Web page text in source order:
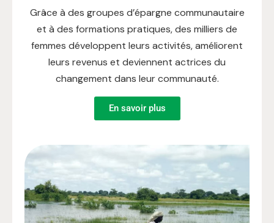
Grâce à des groupes d’épargne communautaire
et à des formations pratiques, des milliers de
femmes développent leurs activités, améliorent
leurs revenus et deviennent actrices du
changement dans leur communauté.
En savoir plus